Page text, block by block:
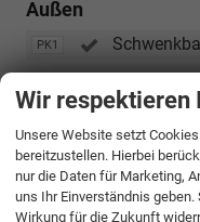
Außen
PK1
Gesamtpreis
incl. 19%
Wir respektieren
Unsere Website setzt
bereitzustellen. Hierbei
nur die Daten für Marketing,
uns Ihr Einverständnis
Wirkung für die Zukunft